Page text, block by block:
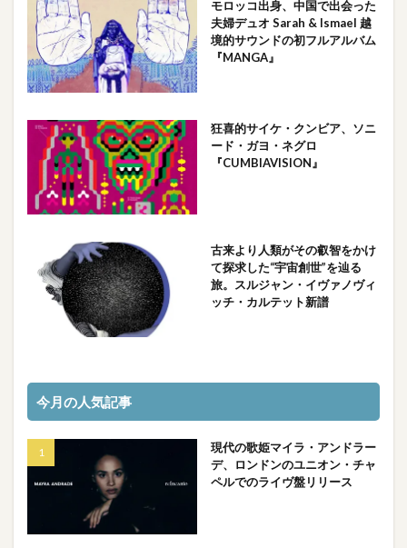
モロッコ出身、中国で出会った
夫婦デュオ Sarah & Ismael 越
境的サウンドの初フルアルバム
『MANGA』
狂喜的サイケ・クンビア、ソニ
ード・ガヨ・ネグロ
『CUMBIAVISION』
古来より人類がその叡智をかけ
て探求した“宇宙創世”を辿る
旅。スルジャン・イヴァノヴィ
ッチ・カルテット新譜
今月の人気記事
現代の歌姫マイラ・アンドラー
デ、ロンドンのユニオン・チャ
ペルでのライヴ盤リリース